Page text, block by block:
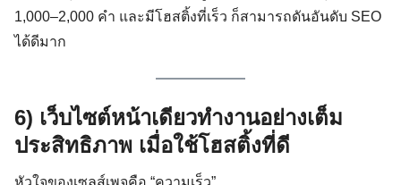
1,000–2,000 คำ และมีโฮสติ้งที่เร็ว ก็สามารถดันอันดับ SEO
ได้ดีมาก
6) เว็บไซต์หน้าเดียวทำงานอย่างเต็ม
ประสิทธิภาพ เมื่อใช้โฮสติ้งที่ดี
หัวใจของเซลส์เพจคือ “ความเร็ว”